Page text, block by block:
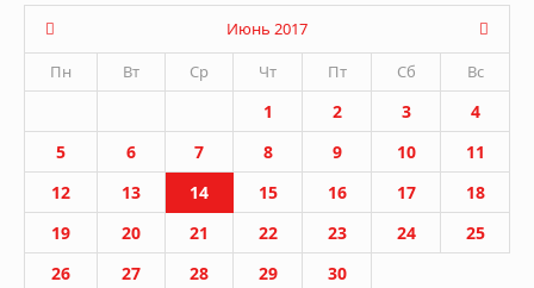
Июнь 2017
Пн
Вт Ср Чт Пт Сб Вс
1 2 3
4
5
6 7 8 9 10
11
12
13 14 15 16 17
18
19
20 21 22 23 24
25
26
27 28 29 30